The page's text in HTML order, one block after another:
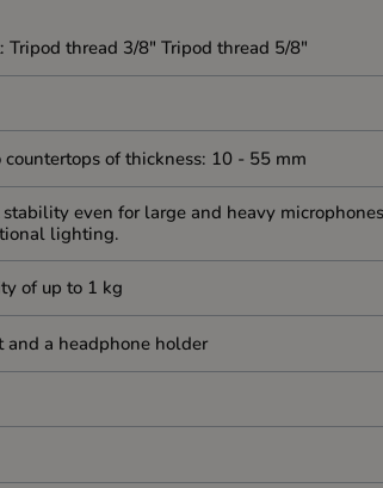
Tripod thread 3/8" Tripod thread 5/8"
countertops of thickness: 10 - 55 mm
even for large and heavy
lighting.
of up to 1 kg
a headphone holder